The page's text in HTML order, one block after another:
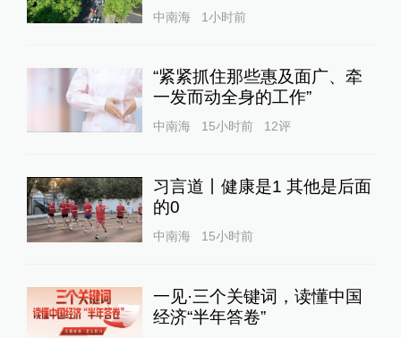
中南海 1小时前
“紧紧抓住那些惠及面广、牵
一发而动全身的工作”
中南海 15小时前 12评
习言道丨健康是1 其他是后面
的0
中南海 15小时前
一见·三个关键词，读懂中国
经济“半年答卷”